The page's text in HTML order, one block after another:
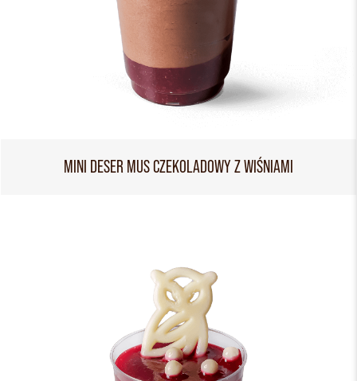
MINI DESER MUS CZEKOLADOWY Z WIŚNIAMI